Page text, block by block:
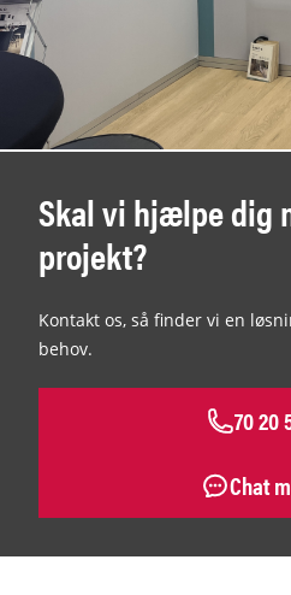
Skal vi hjælpe dig
projekt?
Kontakt os, så finder vi en
behov.
70 20
Chat